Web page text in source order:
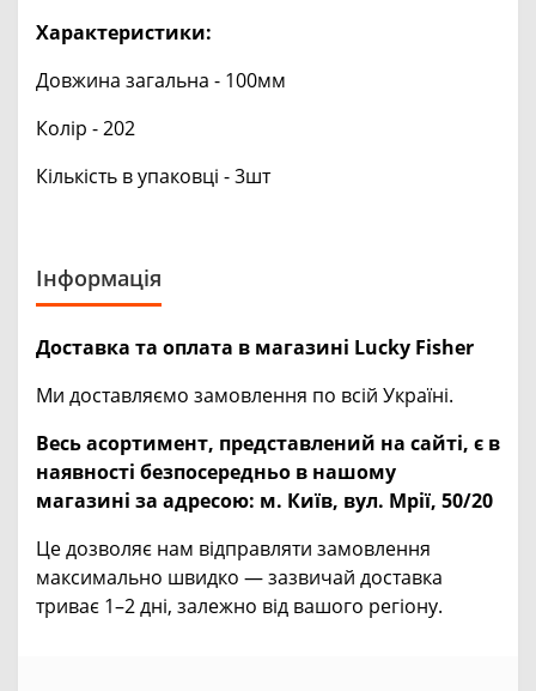
Характеристики:
Довжина загальна - 100мм
Колір - 202
Кількість в упаковці - 3шт
Інформація
Доставка та оплата в магазині Lucky Fisher
Ми доставляємо замовлення по всій Україні.
Весь асортимент, представлений на сайті, є в
наявності безпосередньо в нашому
магазині за адресою: м. Київ, вул. Мрії, 50/20
Це дозволяє нам відправляти замовлення
максимально швидко — зазвичай доставка
триває 1–2 дні, залежно від вашого регіону.